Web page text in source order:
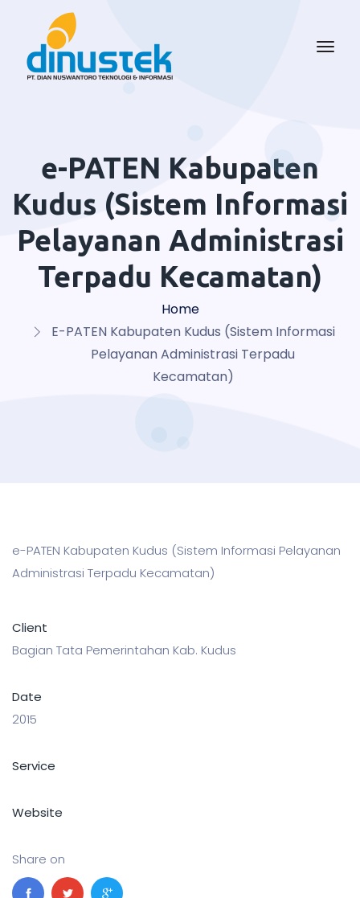
e-PATEN Kabupaten
Kudus (Sistem Informasi
Pelayanan Administrasi
Terpadu Kecamatan)
Home
E-PATEN Kabupaten Kudus (Sistem Informasi
Pelayanan Administrasi Terpadu
Kecamatan)
e-PATEN Kabupaten Kudus (Sistem Informasi Pelayanan
Administrasi Terpadu Kecamatan)
Client
Bagian Tata Pemerintahan Kab. Kudus
Date
2015
Service
Website
Share on